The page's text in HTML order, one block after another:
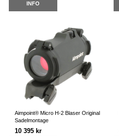
INFO
Aimpoint® Micro H-2 Blaser Original
Sadelmontage
10 395 kr